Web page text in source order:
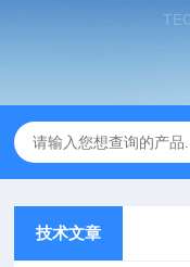
技术文章